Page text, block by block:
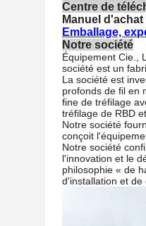
Centre de
Manuel
Emballage,
Notre société
Équipement Cie.,
société est un
La société est
profonds de fil en
fine de tréfilage
tréfilage de RBD
Notre société
conçoit
Notre société
l'innovation et le
philosophie « de
d'installation et de